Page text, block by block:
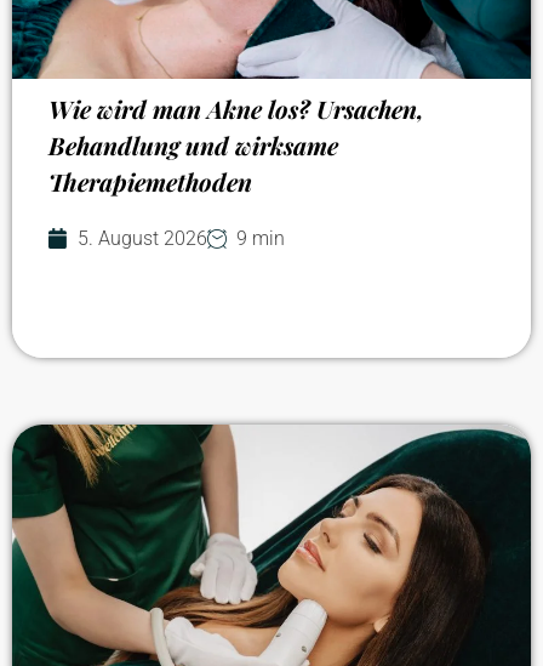
Wie wird man Akne los? Ursachen,
Behandlung und wirksame
Therapiemethoden
5. August 2026 9 min